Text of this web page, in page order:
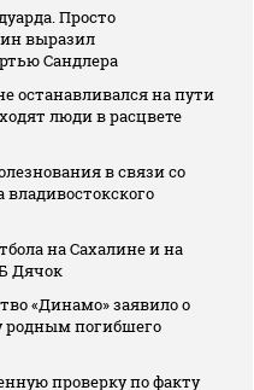
Просто
выразил
Сандлера
останавливался на пути
люди в расцвете
в связи со
на Сахалине и на
Дячок
«Динамо» заявило о
родным погибшего
проверку по факту